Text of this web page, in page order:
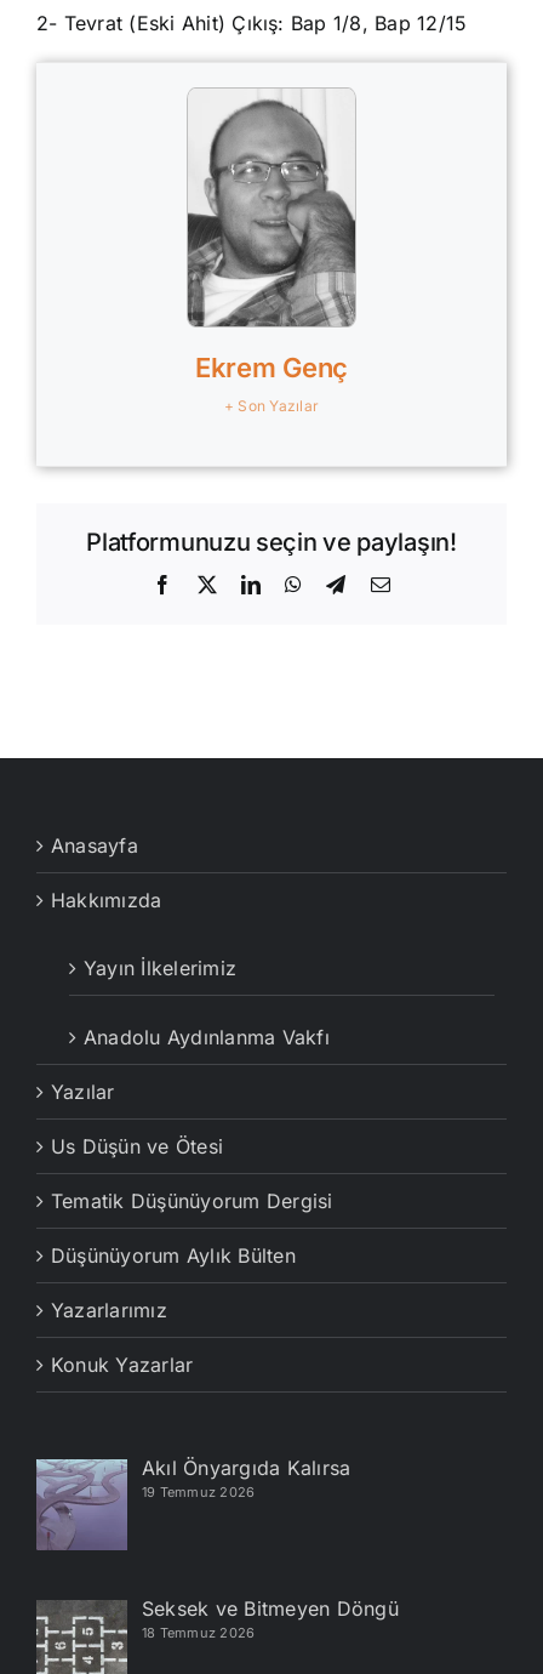
2- Tevrat (Eski Ahit) Çıkış: Bap 1/8, Bap 12/15
Ekrem Genç
+ Son Yazılar
Platformunuzu seçin ve paylaşın!
Facebook
X LinkedInWhatsApp
Telegram
E-
Anasayfa
Hakkımızda
Yayın İlkelerimiz
Anadolu Aydınlanma Vakfı
Yazılar
Us Düşün ve Ötesi
Tematik Düşünüyorum Dergisi
Düşünüyorum Aylık Bülten
Yazarlarımız
Konuk Yazarlar
Akıl Önyargıda Kalırsa
19 Temmuz 2026
Seksek ve Bitmeyen Döngü
18 Temmuz 2026